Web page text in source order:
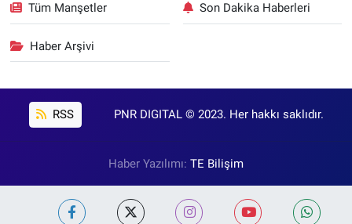
Tüm Manşetler Son Dakika Haberleri
Haber Arşivi
RSS PNR DIGITAL © 2023. Her hakkı saklıdır.
Haber Yazılımı: TE Bilişim